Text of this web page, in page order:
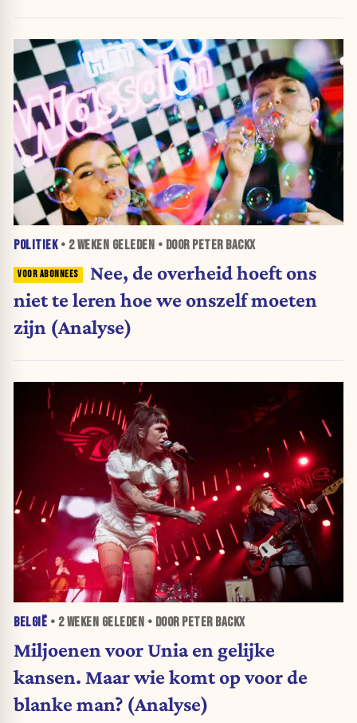
POLITIEK• 2 WEKEN GELEDEN • DOOR PETER BACKX
Nee, de overheid hoeft ons
niet te leren hoe we onszelf moeten
zijn (Analyse)
BELGIË • 2 WEKEN GELEDEN • DOOR PETER BACKX
Miljoenen voor Unia en gelijke
kansen. Maar wie komt op voor de
blanke man? (Analyse)